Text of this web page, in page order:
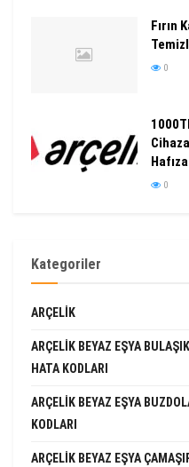
Fırın
0
0
Kategoriler
ARÇELIK
ARÇELIK BEYAZ EŞYA
HATA KODLARI
ARÇELIK BEYAZ EŞYA
KODLARI
ARÇELIK BEYAZ EŞYA